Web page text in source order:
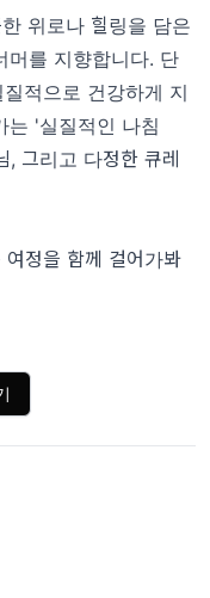
위로나 힐링을 담은
머를 지향합니다. 단
적으로 건강하게 지
는 '실질적인 나침
그리고 다정한 큐레
정을 함께 걸어가봐